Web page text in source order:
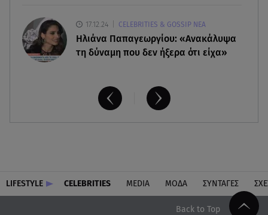
17.12.24 CELEBRITIES & GOSSIP ΝΕΑ
Ηλιάνα Παπαγεωργίου: «Ανακάλυψα
τη δύναμη που δεν ήξερα ότι είχα»
LIFESTYLE CELEBRITIES MEDIA ΜΟΔΑ ΣΥΝΤΑΓΕΣ
Back to Top